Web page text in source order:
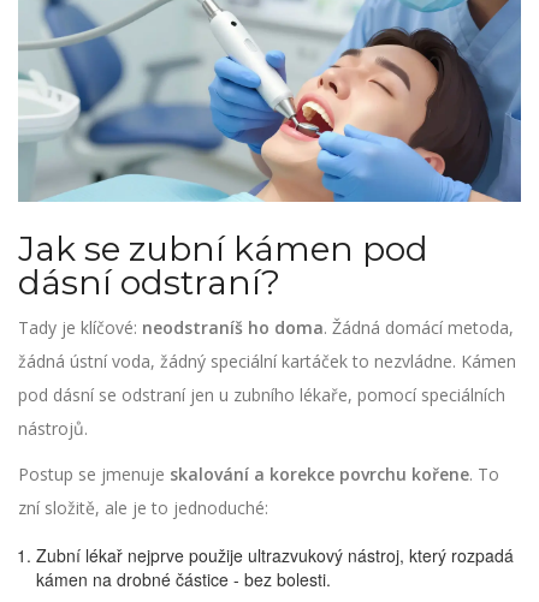
Jak se zubní kámen pod
dásní odstraní?
Tady je klíčové: neodstraníš ho doma. Žádná domácí metoda,
žádná ústní voda, žádný speciální kartáček to nezvládne. Kámen
pod dásní se odstraní jen u zubního lékaře, pomocí speciálních
nástrojů.
Postup se jmenuje skalování a korekce povrchu kořene. To
zní složitě, ale je to jednoduché:
Zubní lékař nejprve použije ultrazvukový nástroj, který rozpadá
kámen na drobné částice - bez bolesti.